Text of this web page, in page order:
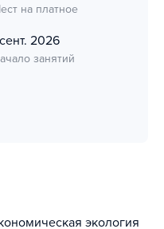
на платное
2026
занятий
экология